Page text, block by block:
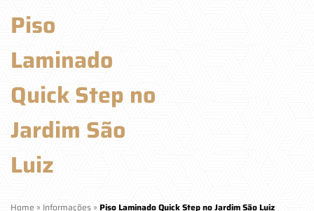
Piso
Laminado
Quick Step no
Jardim São
Luiz
Home » Informações » Piso Laminado Quick Step no Jardim São Luiz